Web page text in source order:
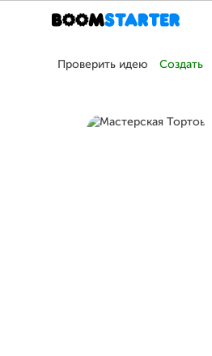
Проверить идею Создать